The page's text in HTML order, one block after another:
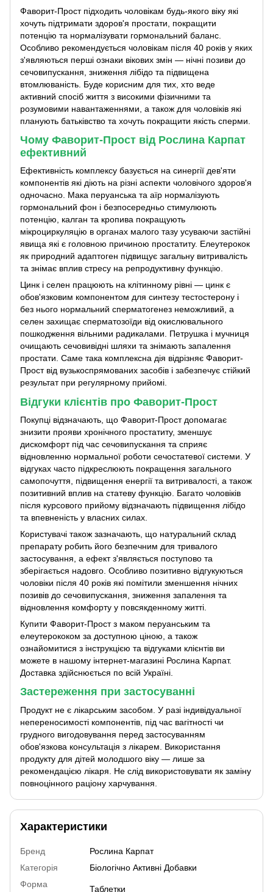
Фаворит-Прост підходить чоловікам будь-якого віку які
хочуть підтримати здоров'я простати, покращити
потенцію та нормалізувати гормональний баланс.
Особливо рекомендується чоловікам після 40 років у яких
з'являються перші ознаки вікових змін — нічні позиви до
сечовипускання, зниження лібідо та підвищена
втомлюваність. Буде корисним для тих, хто веде
активний спосіб життя з високими фізичними та
розумовими навантаженнями, а також для чоловіків які
планують батьківство та хочуть покращити якість сперми.
Чому Фаворит-Прост від Рослина Карпат
ефективний
Ефективність комплексу базується на синергії дев'яти
компонентів які діють на різні аспекти чоловічого здоров'я
одночасно. Мака перуанська та аїр нормалізують
гормональний фон і безпосередньо стимулюють
потенцію, калган та кропива покращують
мікроциркуляцію в органах малого тазу усуваючи застійні
явища які є головною причиною простатиту. Елеутерокок
як природний адаптоген підвищує загальну витривалість
та знімає вплив стресу на репродуктивну функцію.
Цинк і селен працюють на клітинному рівні — цинк є
обов'язковим компонентом для синтезу тестостерону і
без нього нормальний сперматогенез неможливий, а
селен захищає сперматозоїди від окислювального
пошкодження вільними радикалами. Петрушка і мучниця
очищають сечовивідні шляхи та знімають запалення
простати. Саме така комплексна дія відрізняє Фаворит-
Прост від вузькоспрямованих засобів і забезпечує стійкий
результат при регулярному прийомі.
Відгуки клієнтів про Фаворит-Прост
Покупці відзначають, що Фаворит-Прост допомагає
знизити прояви хронічного простатиту, зменшує
дискомфорт під час сечовипускання та сприяє
відновленню нормальної роботи сечостатевої системи. У
відгуках часто підкреслюють покращення загального
самопочуття, підвищення енергії та витривалості, а також
позитивний вплив на статеву функцію. Багато чоловіків
після курсового прийому відзначають підвищення лібідо
та впевненість у власних силах.
Користувачі також зазначають, що натуральний склад
препарату робить його безпечним для тривалого
застосування, а ефект з'являється поступово та
зберігається надовго. Особливо позитивно відгукуються
чоловіки після 40 років які помітили зменшення нічних
позивів до сечовипускання, зниження запалення та
відновлення комфорту у повсякденному житті.
Купити Фаворит-Прост з маком перуанським та
елеутерококом за доступною ціною, а також
ознайомитися з інструкцією та відгуками клієнтів ви
можете в нашому інтернет-магазині Рослина Карпат.
Доставка здійснюється по всій Україні.
Застереження при застосуванні
Продукт не є лікарським засобом. У разі індивідуальної
непереносимості компонентів, під час вагітності чи
грудного вигодовування перед застосуванням
обов'язкова консультація з лікарем. Використання
продукту для дітей молодшого віку — лише за
рекомендацією лікаря. Не слід використовувати як заміну
повноцінного раціону харчування.
Характеристики
Бренд
Рослина Карпат
Категорія
Біологічно Активні Добавки
Форма
Таблетки